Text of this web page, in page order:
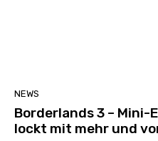
NEWS
Borderlands 3 – Mini-
lockt mit mehr und